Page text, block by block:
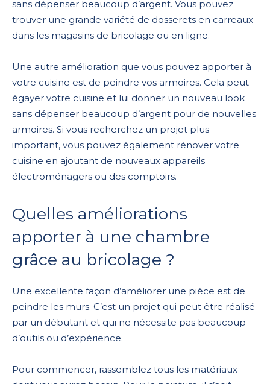
sans dépenser beaucoup d’argent. Vous pouvez
trouver une grande variété de dosserets en carreaux
dans les magasins de bricolage ou en ligne.
Une autre amélioration que vous pouvez apporter à
votre cuisine est de peindre vos armoires. Cela peut
égayer votre cuisine et lui donner un nouveau look
sans dépenser beaucoup d’argent pour de nouvelles
armoires. Si vous recherchez un projet plus
important, vous pouvez également rénover votre
cuisine en ajoutant de nouveaux appareils
électroménagers ou des comptoirs.
Quelles améliorations
apporter à une chambre
grâce au bricolage ?
Une excellente façon d’améliorer une pièce est de
peindre les murs. C’est un projet qui peut être réalisé
par un débutant et qui ne nécessite pas beaucoup
d’outils ou d’expérience.
Pour commencer, rassemblez tous les matériaux